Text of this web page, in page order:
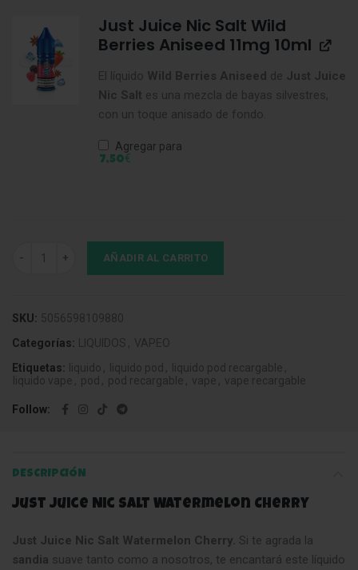
Just Juice Nic Salt Wild
Berries Aniseed 11mg 10ml
El líquido Wild Berries Aniseed de Just Juice
Nic Salt es una mezcla de bayas silvestres,
con un toque anisado de fondo.
Agregar para
7,50€
Líquido Just Juice Watermelon Cherry 50/50 0mg 10ml cantidad
AÑADIR AL CARRITO
SKU: 5056598109880
Categorías:
LIQUIDOS , VAPEO
Etiquetas: liquido , liquido pod , liquido pod recargable ,
liquido vape , pod , pod recargable , vape , vape recargable
Follow
DESCRIPCIÓN
Just Juice Nic Salt Watermelon Cherry
Just Juice Nic Salt Watermelon Cherry. Si te agrada la
sandia suave tanto como a nosotros, te encantará este líquido